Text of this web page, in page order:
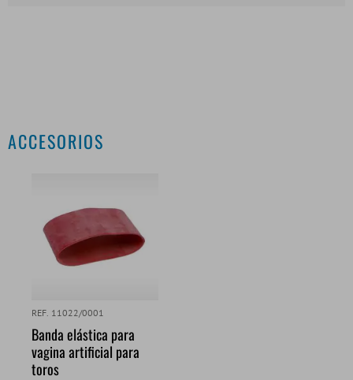
ACCESORIOS
REF. 11022/0001
Banda elástica para
vagina artificial para
toros